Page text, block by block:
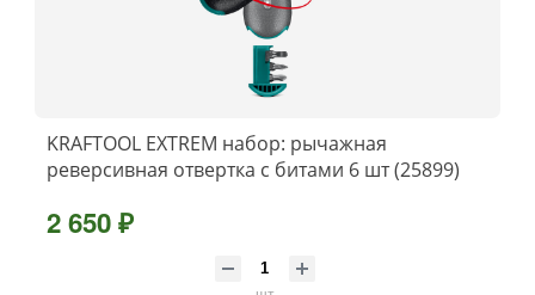
KRAFTOOL EXTREM набор: рычажная
реверсивная отвертка с битами 6 шт (25899)
2 650 ₽